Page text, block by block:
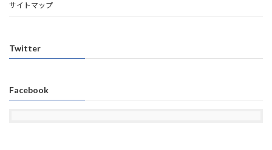
サイトマップ
Twitter
Facebook